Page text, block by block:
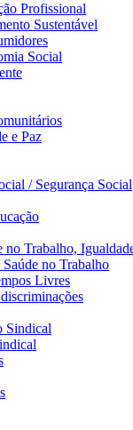
Profissional
Sustentável
Social
e Paz
/ Segurança Social
no Trabalho,
Saúde no Trabalho
Livres
Sindical